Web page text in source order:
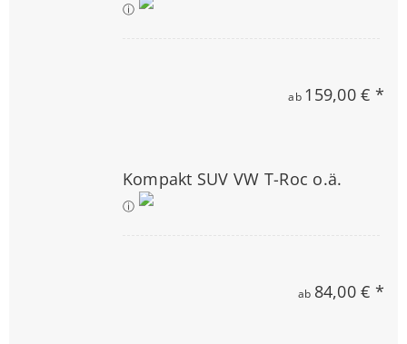
ⓘ
ab 159,00 € *
Kompakt SUV VW T-Roc o.ä.
ⓘ
ab 84,00 € *